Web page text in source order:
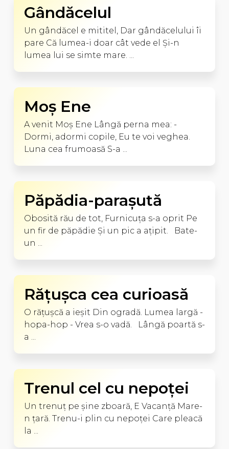
Gândăcelul
Un gândăcel e mititel, Dar gândăcelului îi
pare Că lumea-i doar cât vede el Şi-n
lumea lui se simte mare. ...
Moş Ene
A venit Moş Ene Lângă perna mea: -
Dormi, adormi copile, Eu te voi veghea.
Luna cea frumoasă S-a ...
Păpădia-paraşută
Obosită rău de tot, Furnicuţa s-a oprit Pe
un fir de păpădie Şi un pic a aţipit. Bate-
un ...
Răţuşca cea curioasă
O răţuşcă a ieşit Din ogradă. Lumea largă -
hopa-hop - Vrea s-o vadă. Lângă poartă s-
a ...
Trenul cel cu nepoţei
Un trenuţ pe şine zboară, E Vacanţă Mare-
n ţară. Trenu-i plin cu nepoţei Care pleacă
la ...